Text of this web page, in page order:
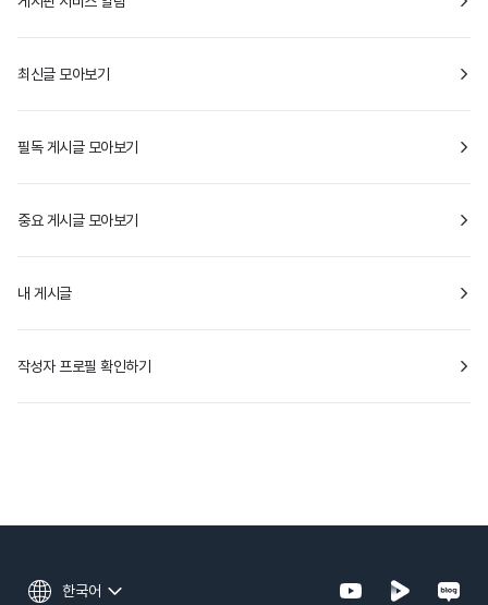
최신글 모아보기
필독 게시글 모아보기
중요 게시글 모아보기
내 게시글
작성자 프로필 확인하기
한국어